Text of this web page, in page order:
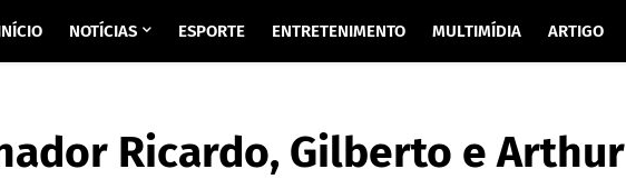
NOTÍCIAS ESPORTE ENTRETENIMENTO MULTIMÍDIA ARTIGO
Ricardo, Gilberto e Arthur